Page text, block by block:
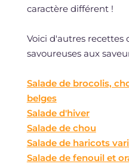
caractère différent !
Voici d'autres recettes
savoureuses aux
Salade de brocolis,
belges
Salade d'hiver
Salade de chou
Salade de haricots
Salade de fenouil et